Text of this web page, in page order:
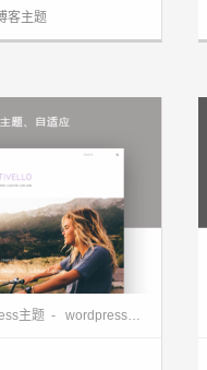
客主题
博客主题 - 博客主题
—Activello 1.3.6
主题 - wordpress主题下载